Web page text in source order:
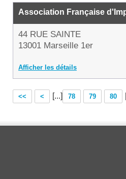
Association Française
44 RUE SAINTE
13001 Marseille 1er
Afficher les détails
<< < [...] 78 79 80